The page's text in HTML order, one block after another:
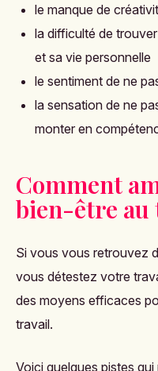
le manque de
la difficulté de
et sa vie personnelle
le sentiment de ne
la sensation de ne
monter en
Comment
bien-être au
Si vous vous retrouvez
vous détestez votre
des moyens efficaces
travail.
Voici quelques pistes